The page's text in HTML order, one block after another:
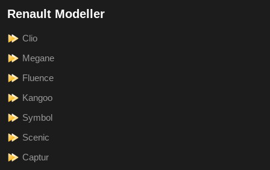
Renault Modeller
Clio
Megane
Fluence
Kangoo
Symbol
Scenic
Captur